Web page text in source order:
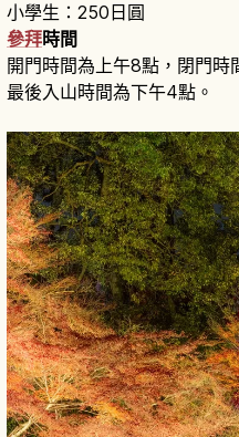
小學生：250日圓
參拜時間
開門時間為上午8點，閉門時
最後入山時間為下午4點。